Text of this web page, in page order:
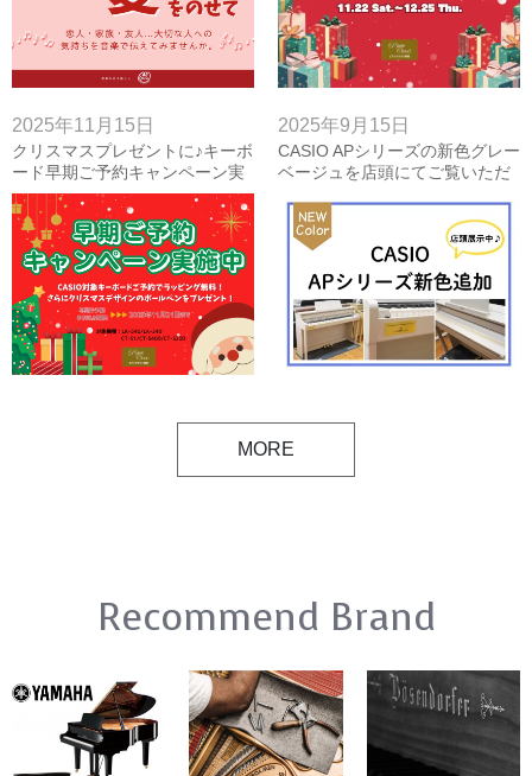
2025年11月15日
クリスマスプレゼントに♪キーボ
ード早期ご予約キャンペーン実
施中！
2025年9月15日
CASIO APシリーズの新色グレー
ベージュを店頭にてご覧いただ
MORE
Recommend Brand